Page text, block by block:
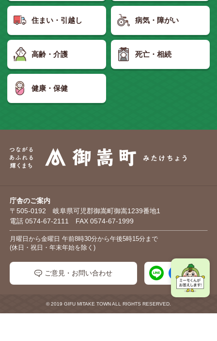
住まい・引越し 病気・障がい
高齢・介護 死亡・相続
健康・保健
庁舎のご案内
〒505-0192 岐阜県可児郡御嵩町御嵩1239番地1
電話 0574-67-2111 FAX 0574-67-1999
月曜日から金曜日 午前8時30分から午後5時15分まで
(休日・祝日・年末年始を除く)
ご意見・お問い合わせ
© 2019 GIFU MITAKE TOWN ALL RIGHTS RESERVED.